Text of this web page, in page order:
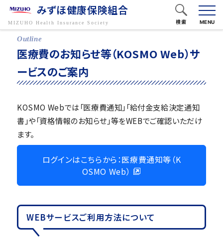
みずほ健康保険組合
MENU
検索
フリーワードで検索
キーワードから探す
医療費のお知らせ等（KOSMO Web）サ
ービスのご案内
KOSMO Webでは「医療費通知」「給付金支給決定通知
書」や「資格情報のお知らせ」等をWEBでご確認いただけ
ます。
ログインはこちらから：医療費通知等（K
OSMO Web）
WEBサービスご利用方法について